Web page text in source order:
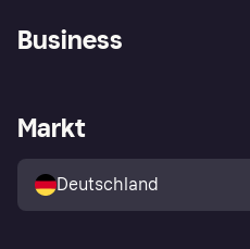
Klarna App
Shops entdecken
Käuferschutzrichtlinie
Business
Händlerportal
Markt
Deutschland